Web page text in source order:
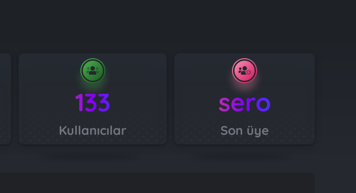
133
Kullanıcılar
sero
Son üye